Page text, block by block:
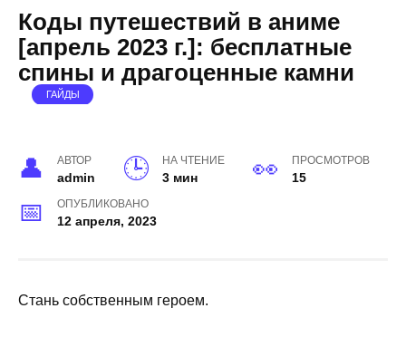
Коды путешествий в аниме
[апрель 2023 г.]: бесплатные
спины и драгоценные камни
ГАЙДЫ
АВТОР
admin
НА ЧТЕНИЕ
3 мин
ПРОСМОТРОВ
15
ОПУБЛИКОВАНО
12 апреля, 2023
Стань собственным героем.